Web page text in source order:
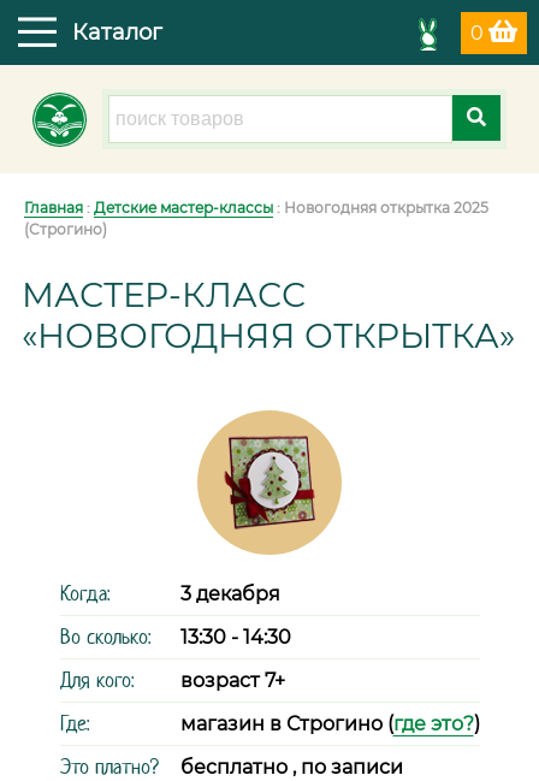
0
Каталог
Главная : Детские мастер-классы : Новогодняя открытка 2025
(Строгино)
МАСТЕР-КЛАСС
«НОВОГОДНЯЯ ОТКРЫТКА»
Когда: 3 декабря
Во сколько: 13:30 - 14:30
Для кого: возраст 7+
Где: магазин в Строгино (где это?)
Это платно? бесплатно , по записи